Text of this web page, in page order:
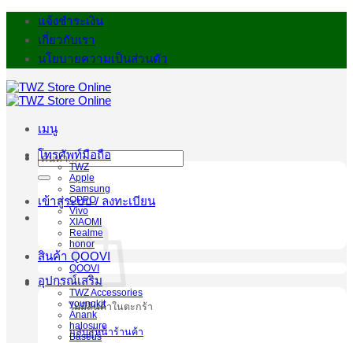
ข้าม
แจ้งชำระเงิน
เกี่ยวกับเรา
นโยบายความเป็นส่วนตัว
เมนู
ค้นหา:
เข้าสู่ระบบ / ลงทะเบียน
ไม่มีสินค้าในตะกร้า
กลับสู่หน้าร้านค้า
โทรศัพท์มือถือ
TWZ
Apple
Samsung
OPPO
Vivo
XIAOMI
Realme
honor
สินค้า QOOVI
QOOVI
อุปกรณ์เสริม
TWZ Accessories
youngkit
Anank
halosure
Baseus